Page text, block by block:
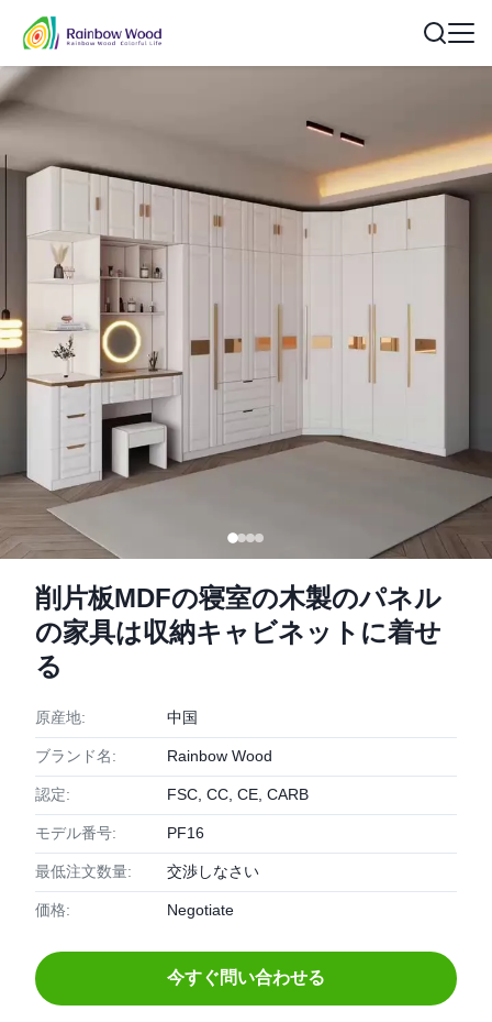
削片板MDFの寝室の木製のパネル
の家具は収納キャビネットに着せ
る
原産地: 中国
ブランド名: Rainbow Wood
認定: FSC, CC, CE, CARB
モデル番号: PF16
最低注文数量: 交渉しなさい
価格: Negotiate
今すぐ問い合わせる